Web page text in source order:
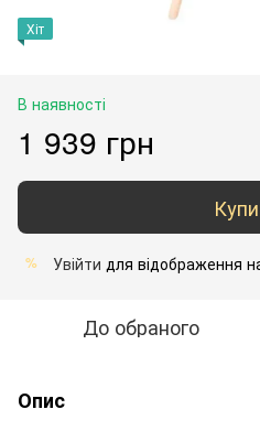
Хіт
В наявності
1 939 грн
% Увійти для відображення
До обраного
Опис